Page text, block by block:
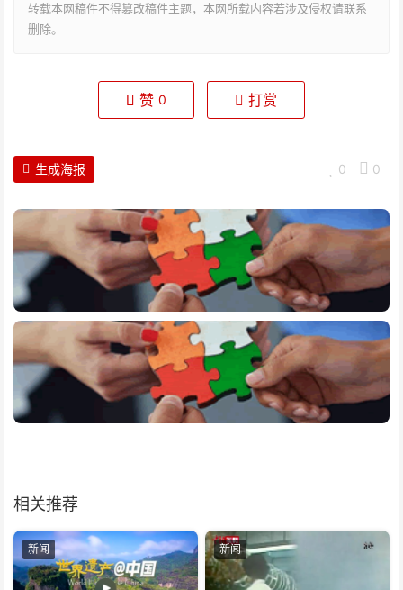
转载本网稿件不得篡改稿件主题，本网所载内容若涉及侵权请联系
删除。
赞 0 打赏
0 0
生成海报
相关推荐
新闻 新闻